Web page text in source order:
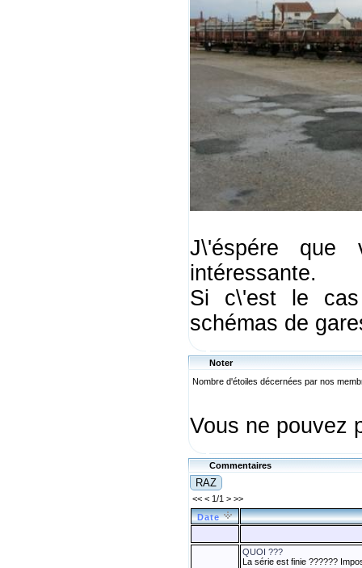
J\'éspére que
intéressante.
Si c\'est le cas
schémas de
Noter
Nombre d'étoiles décernées par nos
Vous ne pouvez
Commentaires
<< < 1/1 > >>
Date
QUOI ???
La série est finie ??????